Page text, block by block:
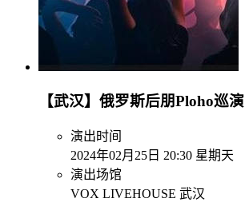
【武汉】俄罗斯后朋Ploho巡演
演出时间
2024年02月25日 20:30 星期天
演出场馆
VOX LIVEHOUSE 武汉